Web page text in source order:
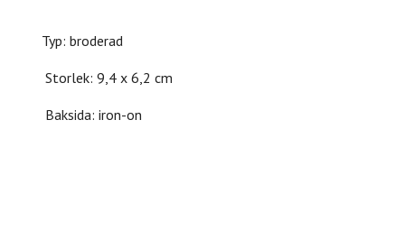
Typ: broderad
Storlek: 9,4 x 6,2 cm
Baksida: iron-on